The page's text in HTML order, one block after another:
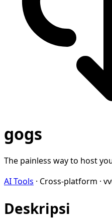
gogs
The painless way to host
AI Tools · Cross-platform ·
Deskripsi